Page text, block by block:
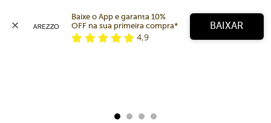
Baixe o App e garanta 10%
OFF na sua primeira compra*
4,9
BAIXAR